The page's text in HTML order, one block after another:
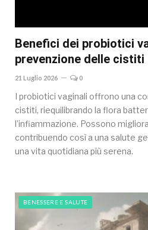
Benefici dei probiotici
prevenzione delle cistiti
21 Luglio 2026 0
I probiotici vaginali offrono una
cistiti, riequilibrando la flora
l’infiammazione. Possono
contribuendo così a una salute
una vita quotidiana più serena.
BENESSERE E SALUTE